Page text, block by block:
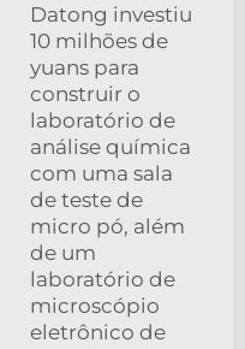
Datong investiu
10 milhões de
yuans para
construir o
laboratório de
análise química
com uma sala
de teste de
micro pó, além
de um
laboratório de
microscópio
eletrônico de